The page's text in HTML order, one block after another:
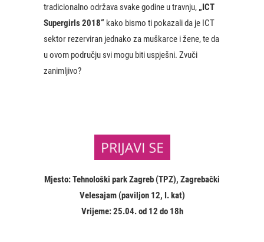
tradicionalno održava svake godine u travnju, „ICT
Supergirls 2018“ kako bismo ti pokazalida je ICT
sektor rezerviran jednako za muškarce i žene, te da
u ovom području svi mogu biti uspješni. Zvuči
zanimljivo?
Mjesto: Tehnološki park Zagreb (TPZ), Zagrebački
Velesajam (paviljon 12, I. kat)
Vrijeme: 25.04. od 12 do 18h